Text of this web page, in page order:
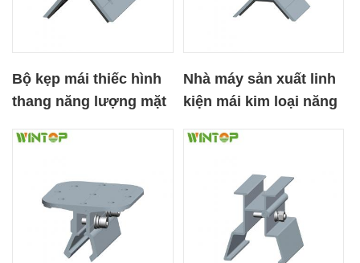
Bộ kẹp mái thiếc hình
thang năng lượng mặt
Nhà máy sản xuất linh
kiện mái kim loại năng